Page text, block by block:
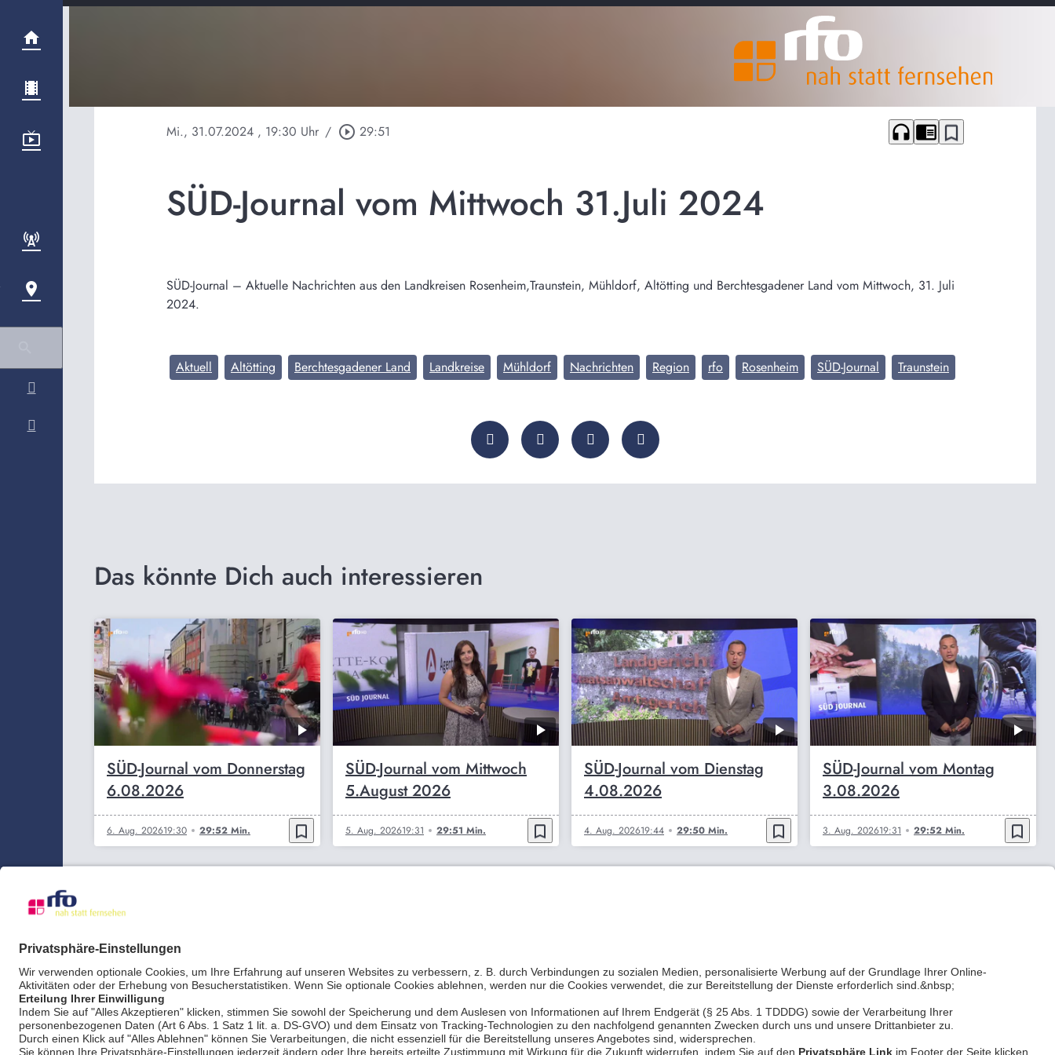
Mi., 31.07.2024 , 19:30 Uhr / play_circle_outline 29:51 headphones chrome_reader_mode bookmark_border
SÜD-Journal vom Mittwoch 31.Juli 2024
SÜD-Journal – Aktuelle Nachrichten aus den Landkreisen Rosenheim,Traunstein, Mühldorf, Altötting und Berchtesgadener Land vom Mittwoch, 31. Juli
2024.
Aktuell Altötting Berchtesgadener Land Landkreise Mühldorf Nachrichten Region rfo Rosenheim SÜD-Journal Traunstein
Das könnte Dich auch interessieren
SÜD-Journal vom Donnerstag
6.08.2026
6. Aug. 202619:30 29:52 Min. bookmark_border
SÜD-Journal vom Mittwoch
5.August 2026
5. Aug. 202619:31 29:51 Min. bookmark_border
SÜD-Journal vom Dienstag
4.08.2026
4. Aug. 202619:44 29:50 Min. bookmark_border
SÜD-Journal vom Montag
3.08.2026
3. Aug. 202619:31 29:52 Min. bookmark_border